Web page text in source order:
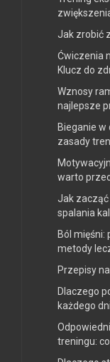
Jak zrobić
Ćwiczenia
Klucz do
Wznosy
najlepsze
Bieganie
zasady
warto
Jak zacząć
spalania
Ból mięśni:
metody
Przepisy
Dlaczego
każdego
treningu: